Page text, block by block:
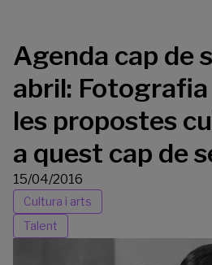
Agenda cap de
abril:
les propostes
a quest cap de
15/04/2016
Cultura i arts
Talent